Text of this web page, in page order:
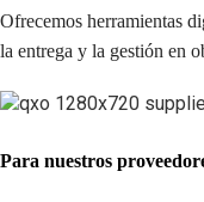
Ofrecemos herramientas
la entrega y la gestión en
Para nuestros